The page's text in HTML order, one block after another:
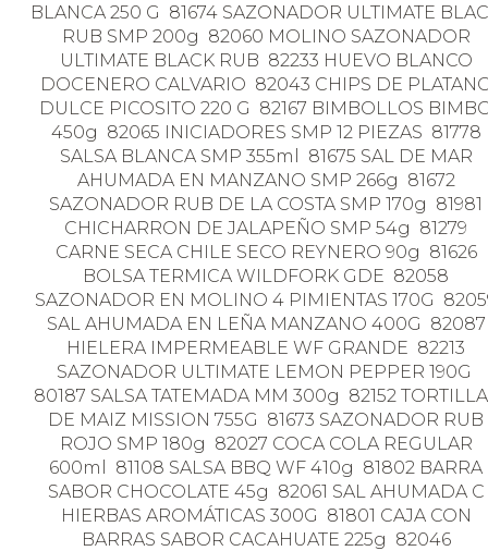
BLANCA 250 G 81674 SAZONADOR ULTIMATE
RUB SMP 200g 82060 MOLINO SAZONADOR
ULTIMATE BLACK RUB 82233 HUEVO BLANCO
DOCENERO CALVARIO 82043 CHIPS DE
DULCE PICOSITO 220 G 82167 BIMBOLLOS
450g 82065 INICIADORES SMP 12 PIEZAS 81778
SALSA BLANCA SMP 355ml 81675 SAL DE MAR
AHUMADA EN MANZANO SMP 266g 81672
SAZONADOR RUB DE LA COSTA SMP 170g 81981
CHICHARRON DE JALAPEÑO SMP 54g 81279
CARNE SECA CHILE SECO REYNERO 90g 81626
BOLSA TERMICA WILDFORK GDE 82058
SAZONADOR EN MOLINO 4 PIMIENTAS 170G
SAL AHUMADA EN LEÑA MANZANO 400G 82087
HIELERA IMPERMEABLE WF GRANDE 82213
SAZONADOR ULTIMATE LEMON PEPPER 190G
80187 SALSA TATEMADA MM 300g 82152
DE MAIZ MISSION 755G 81673 SAZONADOR RUB
ROJO SMP 180g 82027 COCA COLA REGULAR
600ml 81108 SALSA BBQ WF 410g 81802 BARRA
SABOR CHOCOLATE 45g 82061 SAL AHUMADA C
HIERBAS AROMÁTICAS 300G 81801 CAJA CON
BARRAS SABOR CACAHUATE 225g 82046